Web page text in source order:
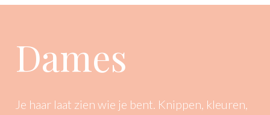
Dames
Je haar laat zien wie je bent. Knippen, kleuren,